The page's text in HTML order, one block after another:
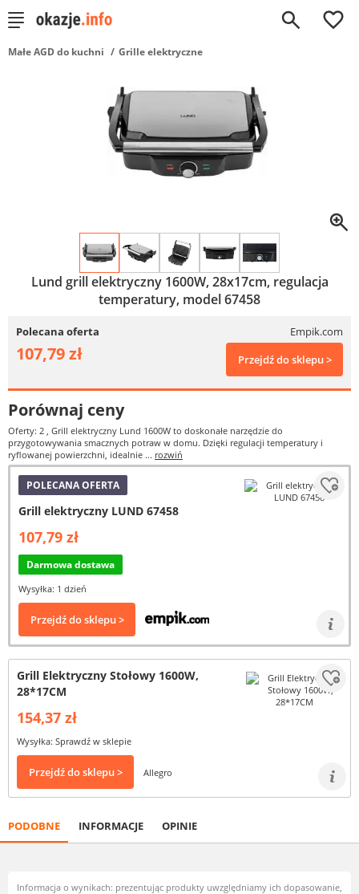
0
Małe AGD do kuchni Grille elektryczne
Lund grill elektryczny 1600W, 28x17cm, regulacja
temperatury, model 67458
Polecana oferta Empik.com
107,79 zł Przejdź do sklepu >
Porównaj ceny
Oferty: 2 , Grill elektryczny Lund 1600W to doskonałe narzędzie do
przygotowywania smacznych potraw w domu. Dzięki regulacji temperatury i
ryflowanej powierzchni, idealnie ... rozwiń
POLECANA OFERTA
Grill elektryczny LUND 67458
107,79 zł
Darmowa dostawa
Wysyłka: 1 dzień
Przejdź do sklepu >
Grill Elektryczny Stołowy 1600W,
28*17CM
154,37 zł
Wysyłka: Sprawdź w sklepie
Przejdź do sklepu > Allegro
PODOBNE INFORMACJE OPINIE
Informacja o wynikach: prezentując produkty uwzględniamy ich dopasowanie,